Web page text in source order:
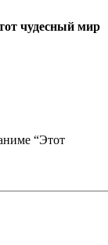
чудесный мир
“Этот